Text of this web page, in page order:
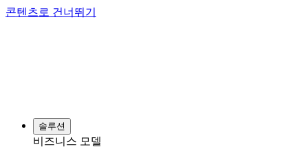
콘텐츠로 건너뛰기
솔루션
비즈니스 모델